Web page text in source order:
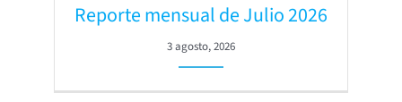
Reporte mensual de Julio 2026
3 agosto, 2026